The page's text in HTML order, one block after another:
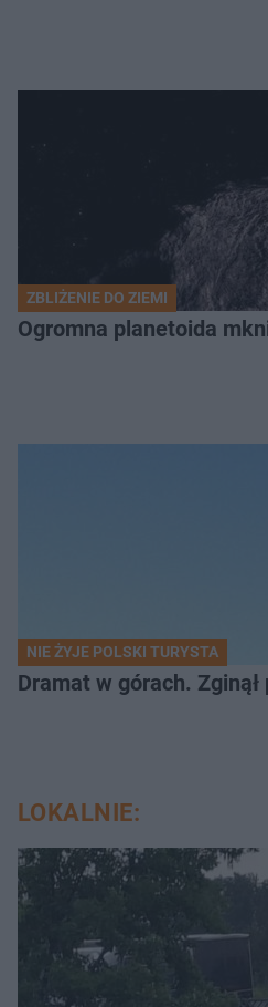
ZBLIŻENIE DO ZIEMI
Ogromna planetoida
NIE ŻYJE POLSKI TURYSTA
Dramat w górach.
LOKALNIE: